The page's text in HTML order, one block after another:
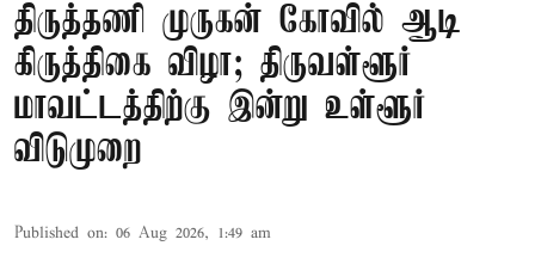
திருத்தணி முருகன் கோவில் ஆடி
கிருத்திகை விழா; திருவள்ளூர்
மாவட்டத்திற்கு இன்று உள்ளூர்
விடுமுறை
Published on: 06 Aug 2026, 1:49 am